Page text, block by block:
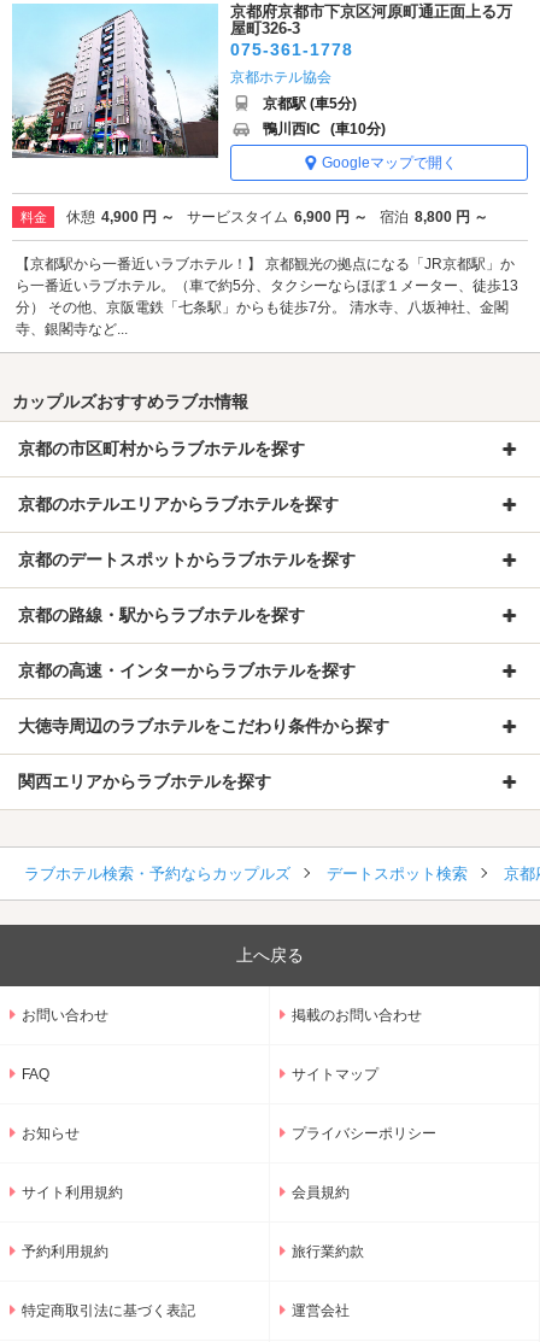
京都府京都市下京区河原町通正面上る万
屋町326-3
075-361-1778
京都ホテル協会
京都駅 (車5分)
鴨川西IC (車10分)
Googleマップで開く
料金 休憩 4,900 円 ～ サービスタイム 6,900 円 ～ 宿泊 8,800 円 ～
【京都駅から一番近いラブホテル！】 京都観光の拠点になる「JR京都駅」か
ら一番近いラブホテル。（車で約5分、タクシーならほぼ１メーター、徒歩13
分） その他、京阪電鉄「七条駅」からも徒歩7分。 清水寺、八坂神社、金閣
寺、銀閣寺など...
カップルズおすすめラブホ情報
京都の市区町村からラブホテルを探す
京都のホテルエリアからラブホテルを探す
京都のデートスポットからラブホテルを探す
京都の路線・駅からラブホテルを探す
京都の高速・インターからラブホテルを探す
大徳寺周辺のラブホテルをこだわり条件から探す
関西エリアからラブホテルを探す
ラブホテル検索・予約ならカップルズ デートスポット検索 京都
上へ戻る
お問い合わせ 掲載のお問い合わせ
FAQ サイトマップ
お知らせ プライバシーポリシー
サイト利用規約 会員規約
予約利用規約 旅行業約款
特定商取引法に基づく表記 運営会社